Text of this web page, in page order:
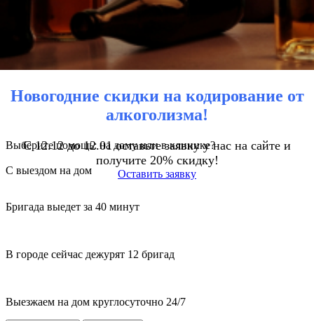
Новогодние скидки на кодирование от
алкоголизма!
С 12.12 до 12.01 оставьте заявку у нас на сайте и
получите 20% скидку!
Оставить заявку
Выберите помощь: на дому или в клинике?
С выездом на дом
Бригада выедет за 40 минут
В городе сейчас дежурят 12 бригад
Выезжаем на дом круглосуточно 24/7